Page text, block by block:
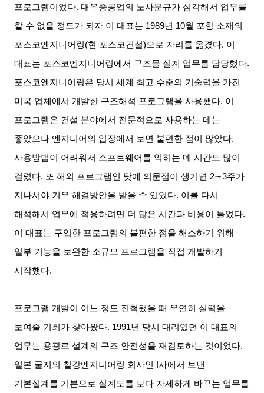
프로그램이었다.대우중공업의 노사분규가 심각해서 업무를
할 수 없을 정도가 되자 이 대표는 1989년 10월 포항 소재의
포스코엔지니어링(현 포스코건설)으로 자리를 옮겼다. 이
대표는 포스코엔지니어링에서 구조물 설계 업무를 담당했다.
포스코엔지니어링은 당시 세계 최고 수준의 기술력을 가진
미국 업체에서 개발한 구조해석 프로그램을 사용했다. 이
프로그램은 건설 분야에서 전문적으로 사용하는 데는
좋았으나 엔지니어의 입장에서 보면 불편한 점이 많았다.
사용방법이 어려워서 소프트웨어를 익히는 데 시간도 많이
걸렸다. 또 해외 프로그램인 탓에 의문점이 생기면 2∼3주가
지나서야 겨우 해결방안을 받을 수 있었다. 이를 다시
해석해서 업무에 적용하려면 더 많은 시간과 비용이 들었다.
이 대표는 구입한 프로그램의 불편한 점을 해소하기 위해
일부 기능을 보완한 소규모 프로그램을 직접 개발하기
시작했다.
프로그램 개발이 어느 정도 진척됐을 때 우연히 실력을
보여줄 기회가 찾아왔다. 1991년 당시 대리였던 이 대표의
업무는 용광로 설계의 구조 안전성을 재검토하는 것이었다.
일본 굴지의 철강엔지니어링 회사인
I사에서 보낸
기본설계를 기본으로 설계도를 보다 자세하게 바꾸는 업무를